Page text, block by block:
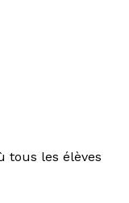
tous les élèves